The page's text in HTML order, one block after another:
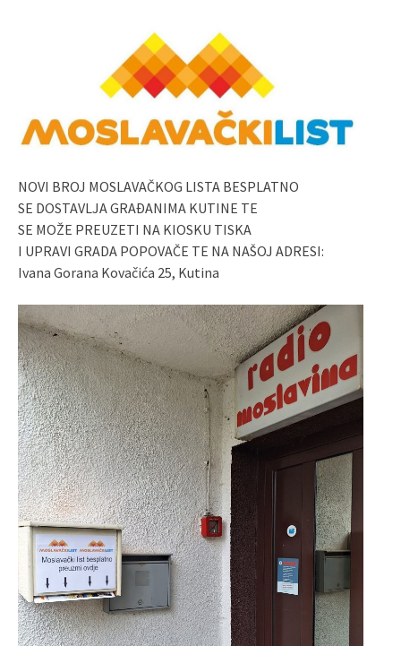
NOVI BROJ MOSLAVAČKOG LISTA BESPLATNO
SE DOSTAVLJA GRAĐANIMA KUTINE TE
SE MOŽE PREUZETI NA KIOSKU TISKA
I UPRAVI GRADA POPOVAČE TE NA NAŠOJ ADRESI:
Ivana Gorana Kovačića 25, Kutina